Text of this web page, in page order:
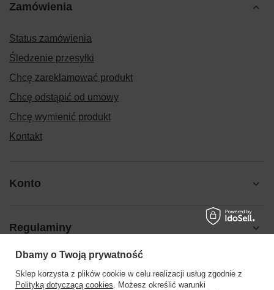
Zamówienia
Status zamówienia
Śledzenie przesyłki
Chcę zareklamować produkt
Chcę odstąpić od umowy
Chcę wymienić produkt
Kontakt
Konto
Regulaminy
Pomoc
Dbamy o Twoją prywatność
Sklep korzysta z plików cookie w celu realizacji usług zgodnie z
Polityką dotyczącą cookies. Możesz określić warunki